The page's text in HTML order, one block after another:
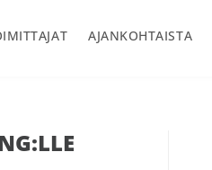
AJANKOHTAISTA